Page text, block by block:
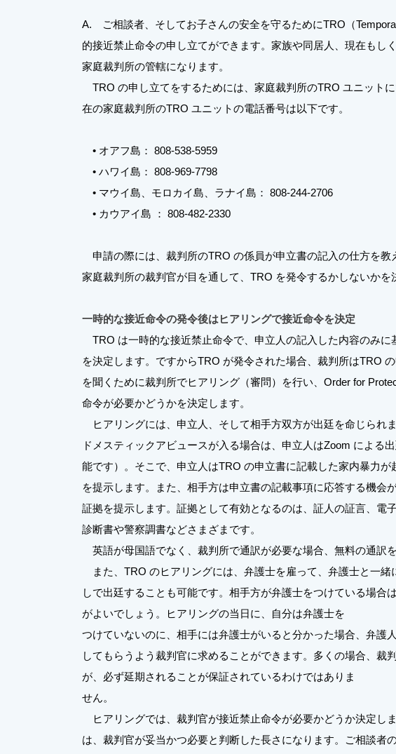
A. ご相談者、そしてお子さんの安全を守るためにTRO（
的接近禁止命令の申し立てができます。家族や同居人、現在もし
家庭裁判所の管轄になります。
TRO の申し立てをするためには、家庭裁判所のTRO ユニット
在の家庭裁判所のTRO ユニットの電話番号は以下です。
• オアフ島： 808-538-5959
• ハワイ島： 808-969-7798
• マウイ島、モロカイ島、ラナイ島： 808-244-2706
• カウアイ島 ： 808-482-2330
申請の際には、裁判所のTRO の係員が申立書の記入の仕方を教
家庭裁判所の裁判官が目を通して、TRO を発令するかしないかを
一時的な接近命令の発令後はヒアリングで接近命令を決定
TRO は一時的な接近禁止命令で、申立人の記入した内容のみに
を決定します。ですからTRO が発令された場合、裁判所はTRO
を聞くために裁判所でヒアリング（審問）を行い、Order for
命令が必要かどうかを決定します。
ヒアリングには、申立人、そして相手方双方が出廷を命じられ
ドメスティックアビュースが入る場合は、申立人はZoom による
能です）。そこで、申立人はTRO の申立書に記載した家内暴力
を提示します。また、相手方は申立書の記載事項に応答する機会
証拠を提示します。証拠として有効となるのは、証人の証言、電
診断書や警察調書などさまざまです。
英語が母国語でなく、裁判所で通訳が必要な場合、無料の通訳
また、TRO のヒアリングには、弁護士を雇って、弁護士と一緒
しで出廷することも可能です。相手方が弁護士をつけている場合
がよいでしょう。ヒアリングの当日に、自分は弁護士を
つけていないのに、相手には弁護士がいると分かった場合、弁護
してもらうよう裁判官に求めることができます。多くの場合、裁
が、必ず延期されることが保証されているわけではありま
せん。
ヒアリングでは、裁判官が接近禁止命令が必要かどうか決定し
は、裁判官が妥当かつ必要と判断した長さになります。ご相談者